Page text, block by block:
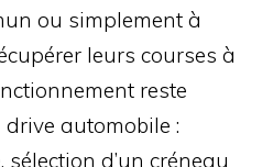
ou simplement à
leurs courses à
reste
automobile :
d’un créneau